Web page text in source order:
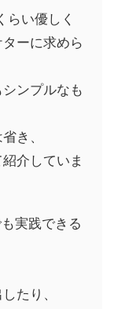
らい優しく
ーに求めら
ンプルなも
き、
介していま
実践できる
たり、